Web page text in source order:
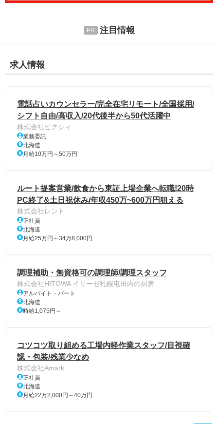
注目情報
求人情報
電話占いカウンセラー/完全在宅リモート/全国採用/
シフト自由/高収入/20代後半から50代活躍中
株式会社ピクシィ
業務委託
北海道
月給10万円～50万円
ルート提案営業/飲食から東証上場企業へ転職!20時
PC終了&土日祝休み/年収450万~600万円狙える
株式会社レント
正社員
北海道
月給25万円～34万8,000円
調理補助・無資格可の調理師/調理スタッフ
株式会社HITOWA イリーゼ札幌屯田内の厨房
アルバイト・パート
北海道
時給1,075円～
コツコツ取り組める工場内軽作業スタッフ/目視確
認・包装/残業少なめ
株式会社Amark
正社員
北海道
月給22万2,000円～40万円